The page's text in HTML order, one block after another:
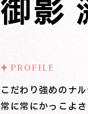
御影
PROFILE
こだわり強めのナ
常に常にかっこよ